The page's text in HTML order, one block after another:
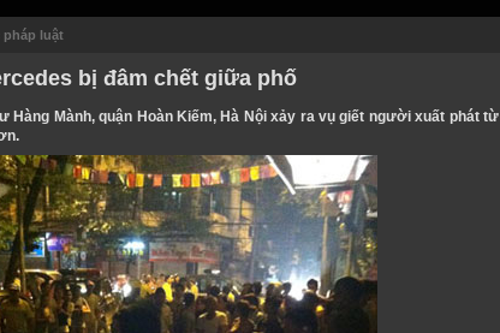
luật
bị đâm chết giữa phố
Hàng Mành, quận Hoàn Kiếm, Hà Nội xảy ra vụ giết người xuất phát từ